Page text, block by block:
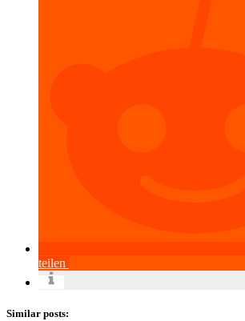
teilen
Similar posts: